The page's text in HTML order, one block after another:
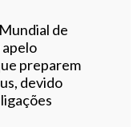
de
apelo
preparem
devido